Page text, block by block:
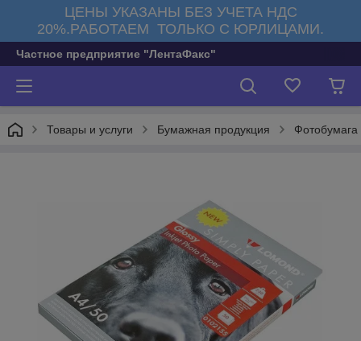
ЦЕНЫ УКАЗАНЫ БЕЗ УЧЕТА НДС
20%.РАБОТАЕМ ТОЛЬКО С ЮРЛИЦАМИ.
Частное предприятие "ЛентаФакс"
Товары и услуги Бумажная продукция